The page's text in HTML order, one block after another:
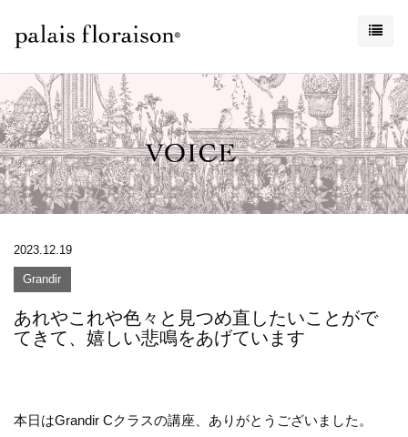
2023.12.19
Grandir
あれやこれや色々と見つめ直したいことがで
てきて、嬉しい悲鳴をあげています
本日はGrandir Cクラスの講座、ありがとうございました。